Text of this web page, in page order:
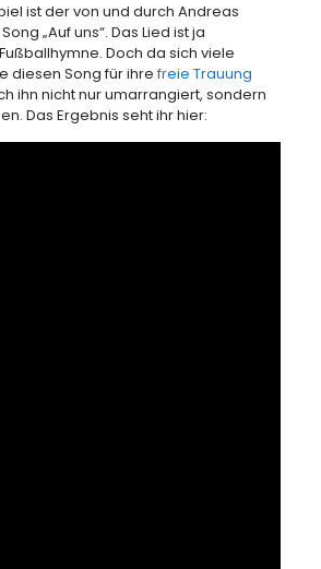
ist der von und durch Andreas
„Auf uns“. Das Lied ist ja
Doch da sich viele
diesen Song für ihrefreie Trauung
ihn nicht nur umarrangiert, sondern
Das Ergebnis seht ihr hier: